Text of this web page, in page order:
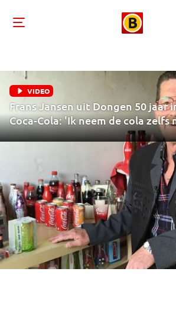
VIDEO
Frans Jansen uit Dongen 50 jaar
Coca-Cola: 'Ik neem de cola